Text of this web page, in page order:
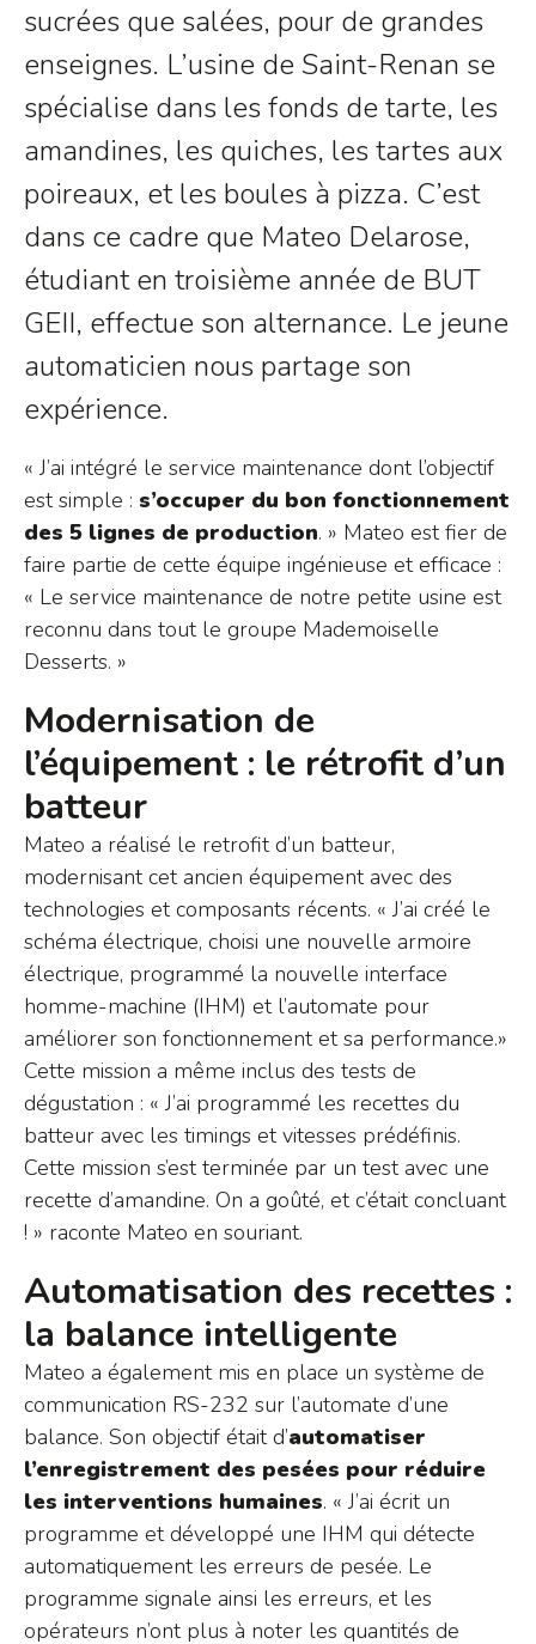
sucrées que salées, pour de grandes
enseignes. L’usine de Saint-Renan se
spécialise dans les fonds de tarte, les
amandines, les quiches, les tartes aux
poireaux, et les boules à pizza. C’est
dans ce cadre que Mateo Delarose,
étudiant en troisième année de BUT
GEII, effectue son alternance. Le jeune
automaticien nous partage son
expérience.
« J’ai intégré le service maintenance dont l’objectif
est simple : s’occuper du bon fonctionnement
des 5 lignes de production. » Mateo est fier de
faire partie de cette équipe ingénieuse et efficace :
« Le service maintenance de notre petite usine est
reconnu dans tout le groupe Mademoiselle
Desserts. »
Modernisation de
l’équipement : le rétrofit d’un
batteur
Mateo a réalisé le retrofit d’un batteur,
modernisant cet ancien équipement avec des
technologies et composants récents. « J’ai créé le
schéma électrique, choisi une nouvelle armoire
électrique, programmé la nouvelle interface
homme-machine (IHM) et l’automate pour
améliorer son fonctionnement et sa performance.»
Cette mission a même inclus des tests de
dégustation : « J’ai programmé les recettes du
batteur avec les timings et vitesses prédéfinis.
Cette mission s’est terminée par un test avec une
recette d’amandine. On a goûté, et c’était concluant
! » raconte Mateo en souriant.
Automatisation des recettes :
la balance intelligente
Mateo a également mis en place un système de
communication RS-232 sur l’automate d’une
balance. Son objectif était d’automatiser
l’enregistrement des pesées pour réduire
les interventions humaines. « J’ai écrit un
programme et développé une IHM qui détecte
automatiquement les erreurs de pesée. Le
programme signale ainsi les erreurs, et les
opérateurs n’ont plus à noter les quantités de